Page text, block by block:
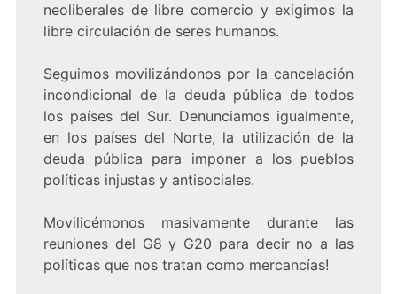
neoliberales de libre comercio y exigimos la
libre circulación de seres humanos.
Seguimos movilizándonos por la cancelación
incondicional de la deuda pública de todos
los países del Sur. Denunciamos igualmente,
en los países del Norte, la utilización de la
deuda pública para imponer a los pueblos
políticas injustas y antisociales.
Movilicémonos masivamente durante las
reuniones del G8 y G20 para decir no a las
políticas que nos tratan como mercancías!